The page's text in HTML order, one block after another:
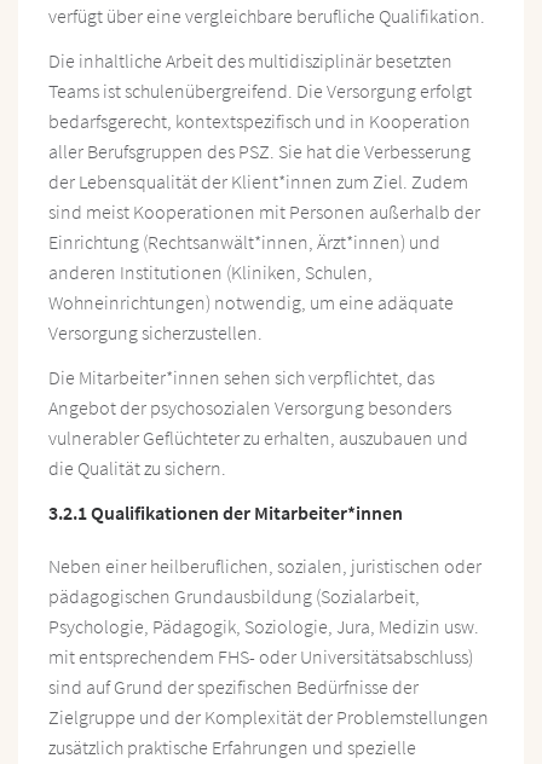
verfügt über eine vergleichbare berufliche Qualifikation.
Die inhaltliche Arbeit des multidisziplinär besetzten
Teams ist schulenübergreifend. Die Versorgung erfolgt
bedarfsgerecht, kontextspezifisch und in Kooperation
aller Berufsgruppen des PSZ. Sie hat die Verbesserung
der Lebensqualität der Klient*innen zum Ziel. Zudem
sind meist Kooperationen mit Personen außerhalb der
Einrichtung (Rechtsanwält*innen, Ärzt*innen) und
anderen Institutionen (Kliniken, Schulen,
Wohneinrichtungen) notwendig, um eine adäquate
Versorgung sicherzustellen.
Die Mitarbeiter*innen sehen sich verpflichtet, das
Angebot der psychosozialen Versorgung besonders
vulnerabler Geflüchteter zu erhalten, auszubauen und
die Qualität zu sichern.
3.2.1 Qualifikationen der Mitarbeiter*innen
Neben einer heilberuflichen, sozialen, juristischen oder
pädagogischen Grundausbildung (Sozialarbeit,
Psychologie, Pädagogik, Soziologie, Jura, Medizin usw.
mit entsprechendem FHS- oder Universitätsabschluss)
sind auf Grund der spezifischen Bedürfnisse der
Zielgruppe und der Komplexität der Problemstellungen
zusätzlich praktische Erfahrungen und spezielle